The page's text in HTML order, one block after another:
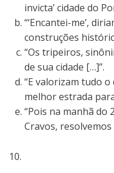
invicta’ cidade do
“‘Encantei-me’,
construções
“Os tripeiros,
de sua cidade […]”.
“E valorizam tudo o
melhor estrada
“Pois na manhã do
Cravos,
10.